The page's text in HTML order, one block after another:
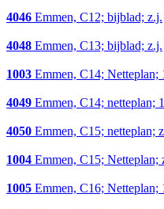
4046 Emmen, C12; bijblad; z.j.
4048 Emmen, C13; bijblad; z.j.
1003 Emmen, C14; Netteplan;
4049 Emmen, C14; netteplan;
4050 Emmen, C15; netteplan;
1004 Emmen, C15; Netteplan;
1005 Emmen, C16; Netteplan;